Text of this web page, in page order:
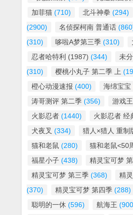
加菲猫 (710) 北斗神拳 (294)
(2900)
名侦探柯南 普通话
(310)
哆啦A梦第三季 (310)
忍者哈特利 (1987) (344) 未
(310)
樱桃小丸子 第二季 上
橙心动漫速报 (400) 海绵宝宝
涛哥测评 第二季 (356) 游戏
火影忍者 (1440) 火影忍者 经
犬夜叉 (334) 猎人×猎人 重制
猫和老鼠 (280) 猫和老鼠<50
福星小子 (438) 精灵宝可梦
精灵宝可梦 第三季 (368)
精
(370)
精灵宝可梦 第四季 (288)
聪明的一休 (596) 航海王